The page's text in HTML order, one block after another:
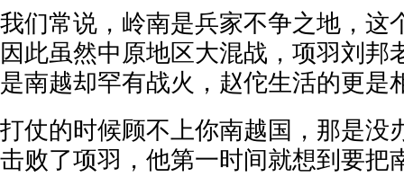
我们常说，岭南是兵家不争之地，这
因此虽然中原地区大混战，项羽刘邦
是南越却罕有战火，赵佗生活的更是
打仗的时候顾不上你南越国，那是没
击败了项羽，他第一时间就想到要把